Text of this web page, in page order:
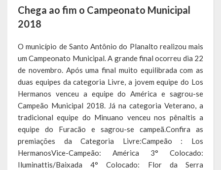
Administração
Secretarias
Estrutura e Competências
Educação e Cultura
Obras e Viação
Saúde e Assistência Social
Desenvolvimento, Indústria, Comércio, Turismo, Trânsito e
Chega ao fim o Campeonato Municipal
2018
O município de Santo Antônio do Planalto realizou mais
um Campeonato Municipal. A grande final ocorreu dia 22
de novembro. Após uma final muito equilibrada com as
duas equipes da categoria Livre, a jovem equipe do Los
Hermanos venceu a equipe do América e sagrou-se
Campeão Municipal 2018. Já na categoria Veterano, a
tradicional equipe do Minuano venceu nos pênaltis a
equipe do Furacão e sagrou-se campeã.Confira as
premiações da Categoria Livre:Campeão : Los
HermanosVice-Campeão: América 3° Colocado:
Iluminattis/Baixada 4° Colocado: Flor da Serra